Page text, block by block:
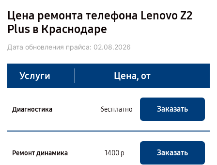
Цена ремонта телефона Lenovo Z2
Plus в Краснодаре
Дата обновления прайса: 02.08.2026
Услуги Цена, от
Диагностика бесплатно Заказать
Ремонт динамика 1400 р Заказать